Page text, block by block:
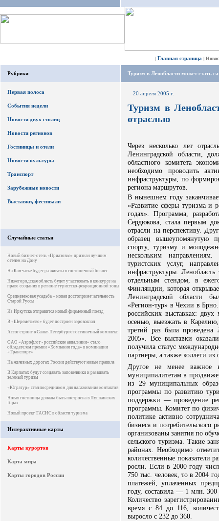
| Главная страница |
Рубрики
Первая полоса
События недели
Новости двух столиц
Новости регионов
Гостиницы и отели
Новости культуры
Транспорт
Зарубежные новости
Выставки, фестивали
Случайные статьи
Новый бизнес-отель «Приазовье» признан лучшим
отелем на Дону
На Камчатке будет развиваться гостиничный бизнес
Нижегородская область будет участвовать в конкурсе на
право создания в регионе туристско-рекреационной зоны
Средневековая усадьба – новая достопримечательность
Старой Руссы
Из Иркутска отправится новый фирменный поезд
В «Шереметьево» будет построен аэровокзал
Accor строит в Санкт-Петербурге гостиничный комплекс
ОАО «Аэрофлот - российские авиалинии» стало
обладателем премии «Компания года» в номинации
«Транспорт»
На железных дорогах России действуют новые правила
В Карпатах будут создавать заповелники и развивать
зеленый туризм
«Югратур» стал посредником для налаживания контактов
Новая гостиница должна быть построена в Пушкинских
Горах
Новый проект ТАСИС в области туризма
Интерактивные карты
Карты курортов
Карта мира
Карты городов России
Туризм в Ленобласти может стать
20 апреля 2005 г.
Туризм в
отраслью
Через несколько лет
Ленинградской области,
областного комитета
необходимо проводить
инфраструктуры, по
региона маршрутов.
В нынешнем году
«Развитие сферы туризма и
годах». Программа,
Сердюкова, стала первым
отрасли на перспективу.
образец вышеупомянутую
спорту, туризму и
нескольким
туристских услуг,
инфраструктуры.
отдельным стендом, в
Финляндии, которая
Ленинградской области
«Регион-тур» в Чехии в
российских выставках:
осенью, выезжать в
третий раз была проведена
2005». Все выставки
получила статус
партнеры, а также коллеги из
Другое не менее важное
муниципалитетам в
из 29 муниципальных
программы по развитию
поддержки — проведение
программы. Комитет по
политике активно
бизнеса и потребительского
организованы занятия по
сельского туризма. Такие
районах. Необходимо
количественные показатели
росли. Если в 2000 году
750 тыс. человек, то в 2004
платежей, уплаченных
году, составила — 1 млн.
Количество
время с 84 до 116,
выросло с 232 до 360.